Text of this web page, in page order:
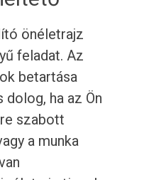
önéletrajz
feladat. Az
betartása
ha az Ön
szabott
a munka